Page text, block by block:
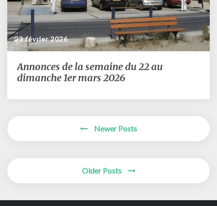
23 février 2026
Annonces
de
semaine
22
dimanche
mars
Annonces de la semaine du 22 au
dimanche 1er mars 2026
Posts
navigation
Newer Posts
Older Posts